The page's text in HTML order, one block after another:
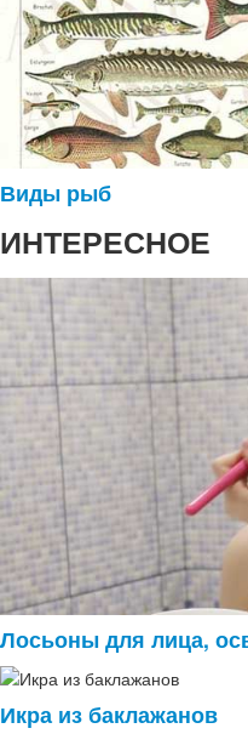
Виды рыб
ИНТЕРЕСНОЕ
Лосьоны для лица,
Икра из баклажанов